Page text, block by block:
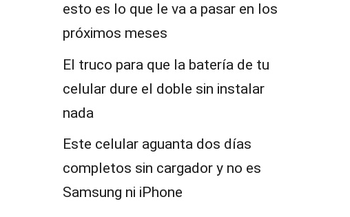
esto es lo que le va a pasar en los
próximos meses
El truco para que la batería de tu
celular dure el doble sin instalar
nada
Este celular aguanta dos días
completos sin cargador y no es
Samsung ni iPhone